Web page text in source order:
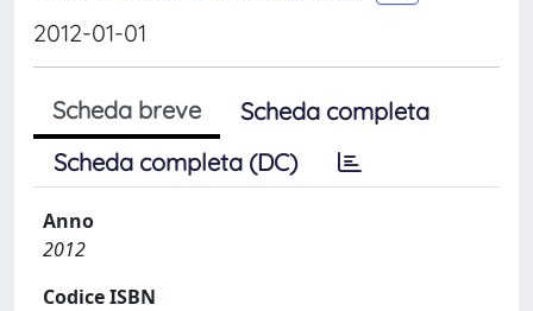
2012-01-01
Scheda breve
Scheda completa
Scheda completa (DC)
Anno
2012
Codice ISBN